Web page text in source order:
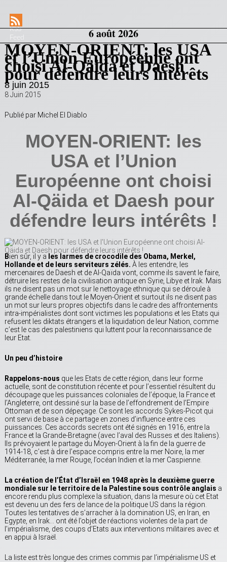
RSS
Feed
6 août 2026
MOYEN-ORIENT: les USA
et l’Union Européenne ont
choisi Al-Qäida et Daesh
pour défendre leurs intérêts
8 juin 2015
8 Juin 2015
Publié par Michel El Diablo
MOYEN-ORIENT: les
USA et l’Union
Européenne ont choisi
Al-Qäida et Daesh pour
défendre leurs intérêts !
Bien sûr, il y a les larmes de crocodile des Obama, Merkel,
Hollande et de leurs serviteurs zélés. À les entendre, les
mercenaires de Daesh et de Al-Qaïda vont, comme ils savent le faire,
détruire les restes de la civilisation antique en Syrie, Libye et Irak. Mais
ils ne disent pas un mot sur le nettoyage ethnique qui se déroule à
grande échelle dans tout le Moyen-Orient et surtout ils ne disent pas
un mot sur leurs propres objectifs dans le cadre des affrontements
intra-impérialistes dont sont victimes les populations et les Etats qui
refusent les diktats étrangers et la liquidation de leur Nation, comme
c’est le cas des palestiniens qui luttent pour la reconnaissance de
leur Etat.
Un peu d’histoire
Rappelons-nous que les Etats de cette région, dans leur forme
actuelle, sont de constitution récente et pour l’essentiel résultent du
découpage que les puissances coloniales de l’époque, la France et
l’Angleterre, ont dessiné sur la base de l’effondrement de l’Empire
Ottoman et de son dépeçage. Ce sont les accords Sykes-Picot qui
ont servi de base à ce partage en zones d’influence entre ces
puissances. Ces accords secrets ont été signés en 1916, entre la
France et la Grande-Bretagne (avec l’aval des Russes et des Italiens).
Ils prévoyaient le partage du Moyen-Orient à la fin de la guerre de
1914-18, c’est à dire l’espace compris entre la mer Noire, la mer
Méditerranée, la mer Rouge, l’océan Indien et la mer Caspienne.
La création de l’État d’Israël en 1948 après la deuxième guerre
mondiale sur le territoire de la Palestine sous contrôle anglais a
encore rendu plus complexe la situation, dans la mesure où cet Etat
est devenu un des fers de lance de la politique US dans la région.
Toutes les tentatives de s’arracher à la domination US, en Iran, en
Egypte, en Irak… ont été l’objet de réactions violentes de la part de
l’impérialisme, des coups d’Etats aux interventions militaires avec et
en appui à Israël.
La liste est très longue des crimes commis par l’impérialisme US et